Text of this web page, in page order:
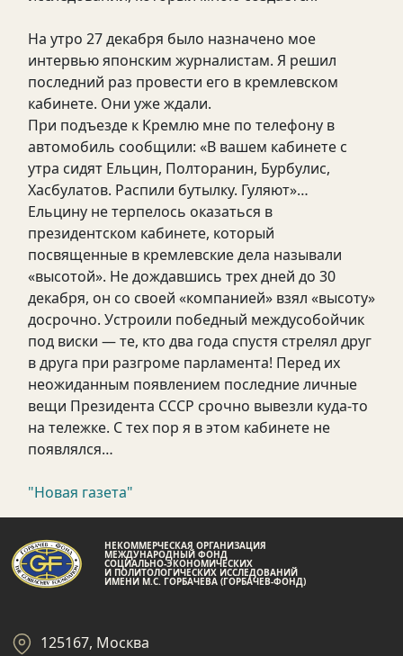
На утро 27 декабря было назначено мое
интервью японским журналистам. Я решил
последний раз провести его в кремлевском
кабинете. Они уже ждали.
При подъезде к Кремлю мне по телефону в
автомобиль сообщили: «В вашем кабинете с
утра сидят Ельцин, Полторанин, Бурбулис,
Хасбулатов. Распили бутылку. Гуляют»…
Ельцину не терпелось оказаться в
президентском кабинете, который
посвященные в кремлевские дела называли
«высотой». Не дождавшись трех дней до 30
декабря, он со своей «компанией» взял «высоту»
досрочно. Устроили победный междусобойчик
под виски — те, кто два года спустя стрелял друг
в друга при разгроме парламента! Перед их
неожиданным появлением последние личные
вещи Президента СССР срочно вывезли куда-то
на тележке. С тех пор я в этом кабинете не
появлялся…
"Новая газета"
НЕКОММЕРЧЕСКАЯ ОРГАНИЗАЦИЯ
МЕЖДУНАРОДНЫЙ ФОНД
СОЦИАЛЬНО-ЭКОНОМИЧЕСКИХ
И ПОЛИТОЛОГИЧЕСКИХ ИССЛЕДОВАНИЙ
ИМЕНИ М.С. ГОРБАЧЕВА (ГОРБАЧЕВ-ФОНД)
125167, Москва